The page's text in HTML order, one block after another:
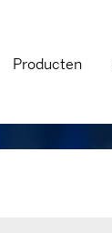
Producten